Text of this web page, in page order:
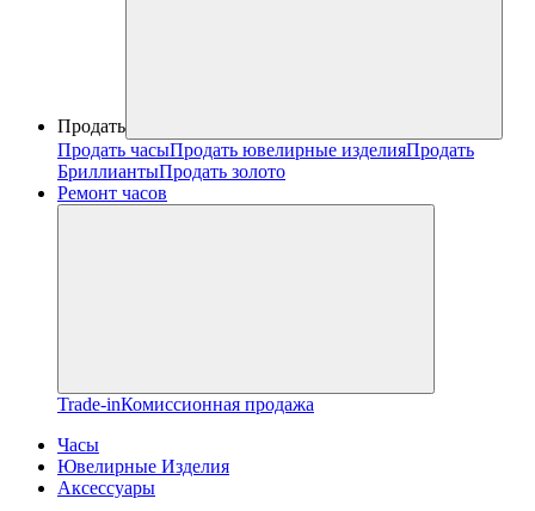
Продать
Продать часыПродать ювелирные изделияПродать
БриллиантыПродать золото
Ремонт часов
Trade-inКомиссионная продажа
Часы
Ювелирные Изделия
Аксессуары